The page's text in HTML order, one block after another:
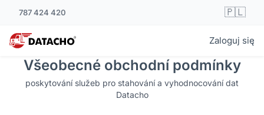
787 424 420 🇵🇱
Zaloguj się
Všeobecné obchodní podmínky
poskytování služeb pro stahování a vyhodnocování dat
Datacho